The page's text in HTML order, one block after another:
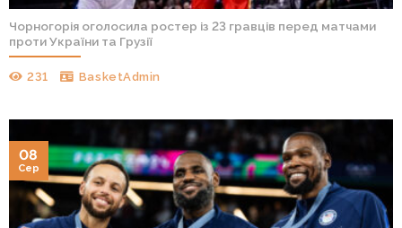
Чорногорія оголосила ростер із 23 гравців перед матчами
проти України та Грузії
231 BasketAdmin
08
Сер